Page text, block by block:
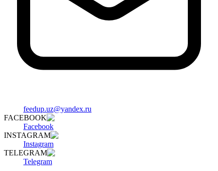
feedup.uz@yandex.ru
FACEBOOK
Facebook
INSTAGRAM
Instagram
TELEGRAM
Telegram